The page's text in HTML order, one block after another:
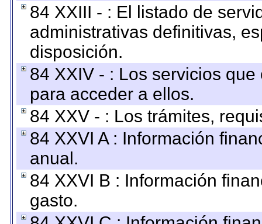
84 XXIII - : El listado de
administrativas definitivas,
disposición.
84 XXIV - : Los servicios
para acceder a ellos.
84 XXV - : Los trámites,
84 XXVI A : Información
anual.
84 XXVI B : Información
gasto.